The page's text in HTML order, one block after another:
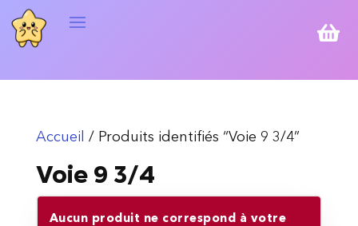

Accueil / Produits identifiés “Voie 9 3/4”
Voie 9 3/4
Aucun produit ne correspond à votre